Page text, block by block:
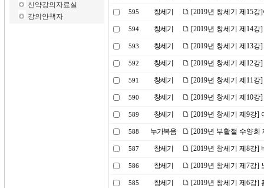
신약강의자료실
강의안책자
595 창세기 [2019년 창세기 제15
594 창세기 [2019년 창세기 제14
593 창세기 [2019년 창세기 제13
592 창세기 [2019년 창세기 제12
591 창세기 [2019년 창세기 제11
590 창세기 [2019년 창세기 제10
589 창세기 [2019년 창세기 제9강]
588 누가복음 [2019년 부활절 수양
587 창세기 [2019년 창세기 제8강]
586 창세기 [2019년 창세기 제7강]
585 창세기 [2019년 창세기 제6강]